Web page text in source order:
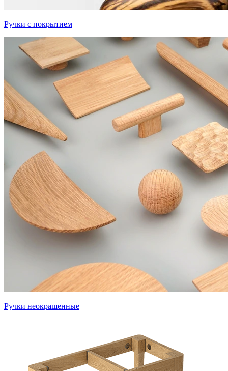
Ручки с покрытием
Ручки неокрашенные